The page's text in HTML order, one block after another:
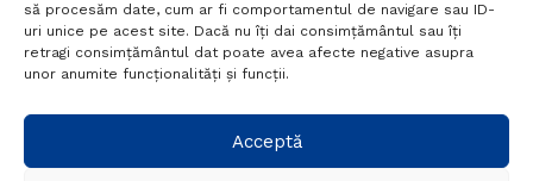
să procesăm date, cum ar fi comportamentul de navigare sau ID-
uri unice pe acest site. Dacă nu îți dai consimțământul sau îți
retragi consimțământul dat poate avea afecte negative asupra
unor anumite funcționalități și funcții.
Acceptă
Termeni si conditii
Politică de confidențialitate
Politica cookies
Setări GDPR
+40 788 760 194